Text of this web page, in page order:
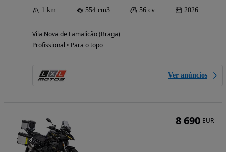
1 km 554 cm3 56 cv 2026
Vila Nova de Famalicão (Braga)
Profissional • Para o topo
Ver anúncios
8 690 EUR